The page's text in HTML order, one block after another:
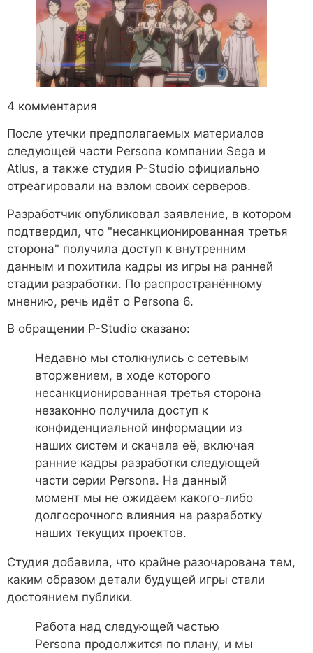
4 комментария
После утечки предполагаемых материалов
следующей части Persona компании Sega и
Atlus, а также студия P-Studio официально
отреагировали на взлом своих серверов.
Разработчик опубликовал заявление, в котором
подтвердил, что "несанкционированная третья
сторона" получила доступ к внутренним
данным и похитила кадры из игры на ранней
стадии разработки. По распространённому
мнению, речь идёт о Persona 6.
В обращении P-Studio сказано:
Недавно мы столкнулись с сетевым
вторжением, в ходе которого
несанкционированная третья сторона
незаконно получила доступ к
конфиденциальной информации из
наших систем и скачала её, включая
ранние кадры разработки следующей
части серии Persona. На данный
момент мы не ожидаем какого-либо
долгосрочного влияния на разработку
наших текущих проектов.
Студия добавила, что крайне разочарована тем,
каким образом детали будущей игры стали
достоянием публики.
Работа над следующей частью
Persona продолжится по плану, и мы